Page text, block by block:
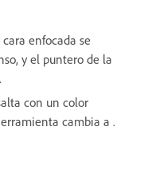
enfocada se
y el puntero de la
.
con un color
cambia a .